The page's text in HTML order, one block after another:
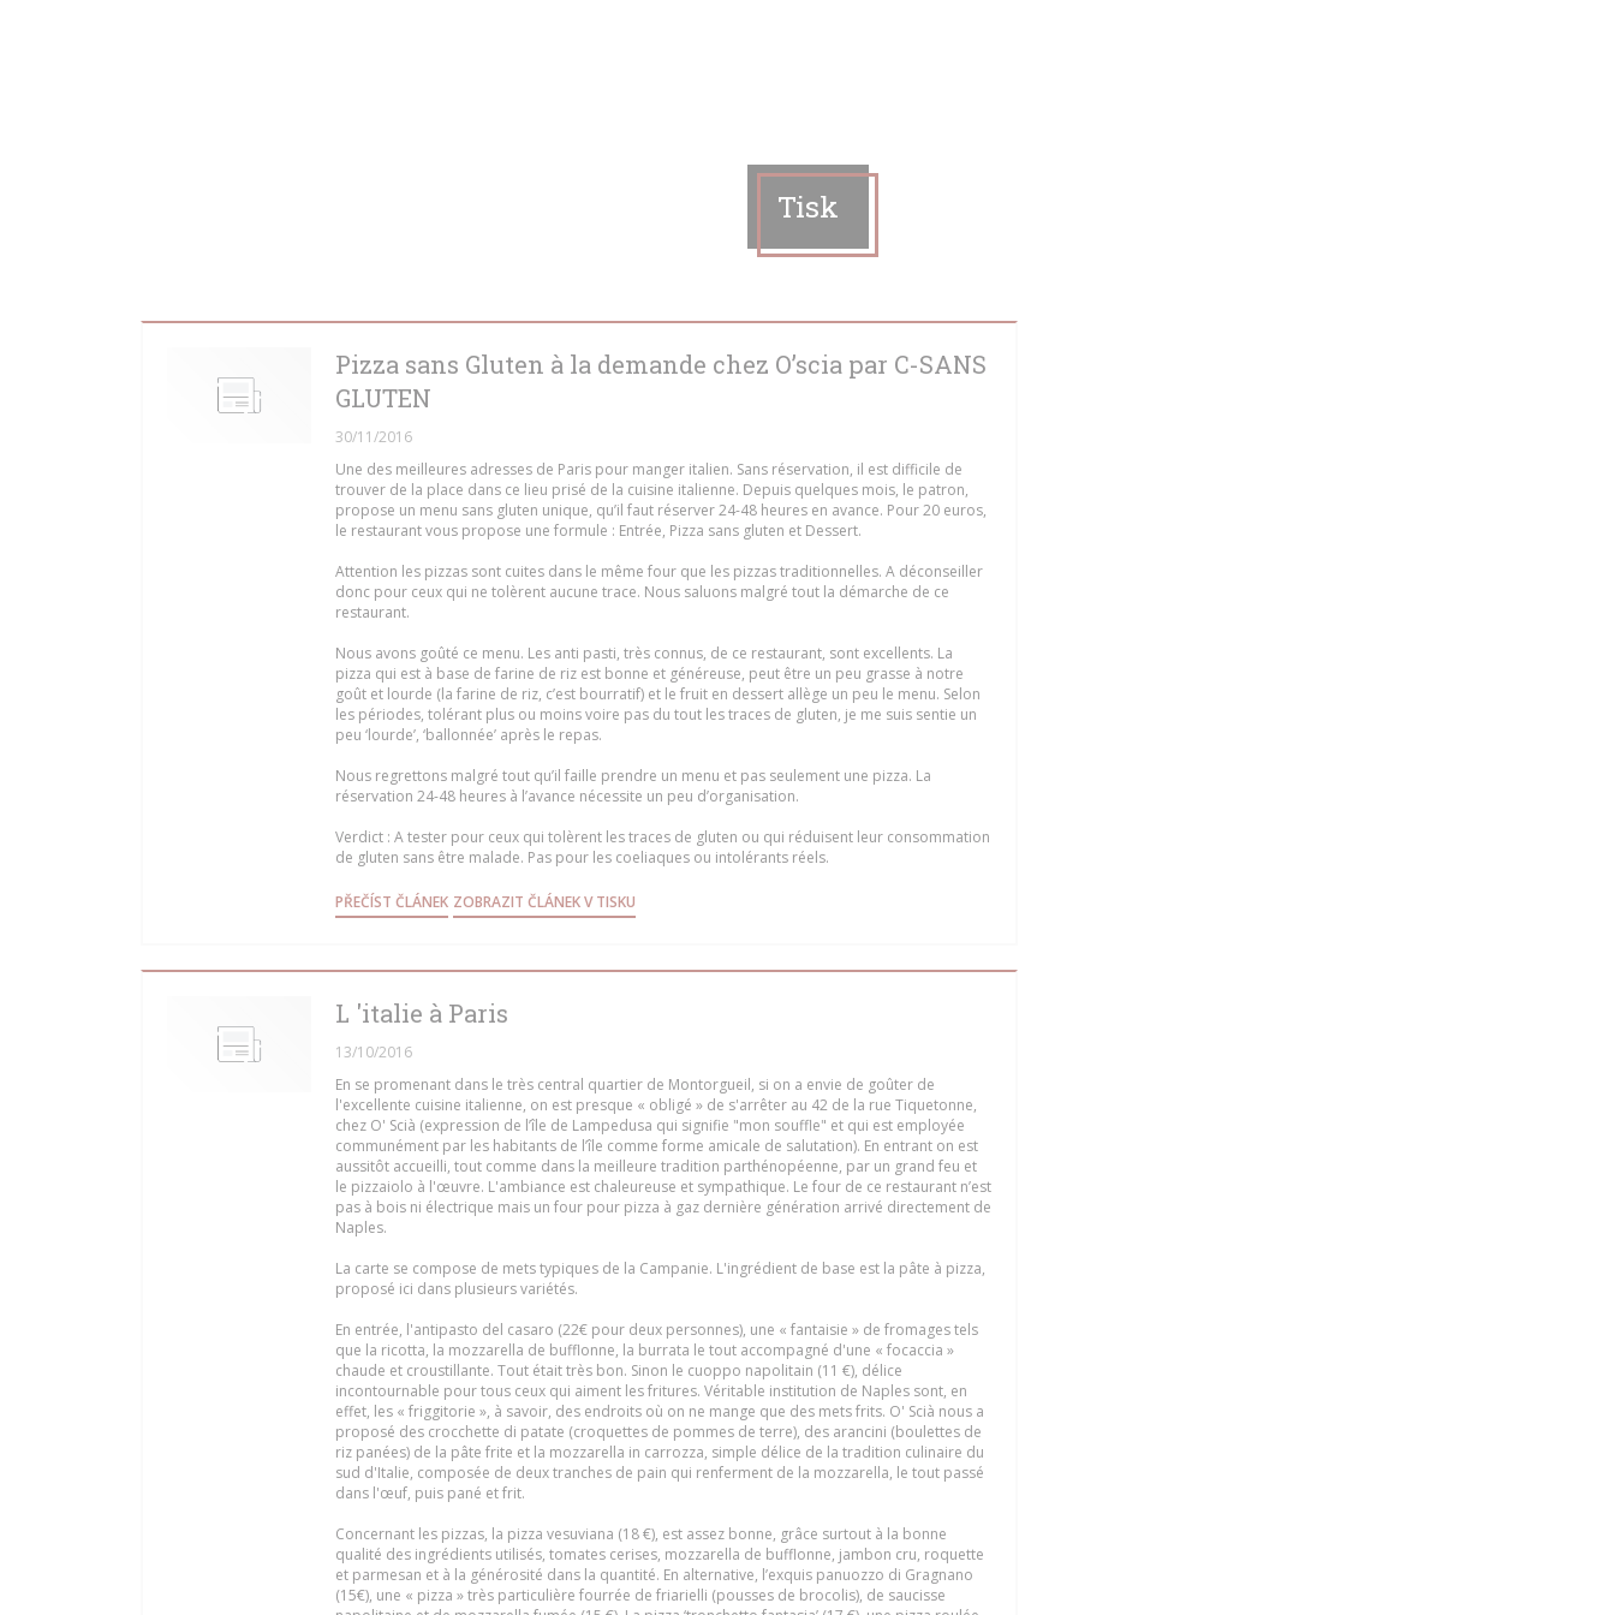
Tisk
Pizza sans Gluten à la demande chez O’scia par C-SANS
GLUTEN
30/11/2016
Une des meilleures adresses de Paris pour manger italien. Sans réservation, il est difficile de
trouver de la place dans ce lieu prisé de la cuisine italienne. Depuis quelques mois, le patron,
propose un menu sans gluten unique, qu’il faut réserver 24-48 heures en avance. Pour 20 euros,
le restaurant vous propose une formule : Entrée, Pizza sans gluten et Dessert.
Attention les pizzas sont cuites dans le même four que les pizzas traditionnelles. A déconseiller
donc pour ceux qui ne tolèrent aucune trace. Nous saluons malgré tout la démarche de ce
restaurant.
Nous avons goûté ce menu. Les anti pasti, très connus, de ce restaurant, sont excellents. La
pizza qui est à base de farine de riz est bonne et généreuse, peut être un peu grasse à notre
goût et lourde (la farine de riz, c’est bourratif) et le fruit en dessert allège un peu le menu. Selon
les périodes, tolérant plus ou moins voire pas du tout les traces de gluten, je me suis sentie un
peu ‘lourde’, ‘ballonnée’ après le repas.
Nous regrettons malgré tout qu’il faille prendre un menu et pas seulement une pizza. La
réservation 24-48 heures à l’avance nécessite un peu d’organisation.
Verdict : A tester pour ceux qui tolèrent les traces de gluten ou qui réduisent leur consommation
de gluten sans être malade. Pas pour les coeliaques ou intolérants réels.
PŘEČÍST ČLÁNEK((OTEVŘE SE V NOVÉM OKNĚ))
ZOBRAZIT ČLÁNEK V TISKU
L 'italie à Paris
13/10/2016
En se promenant dans le très central quartier de Montorgueil, si on a envie de goûter de
l'excellente cuisine italienne, on est presque « obligé » de s'arrêter au 42 de la rue Tiquetonne,
chez O' Scià (expression de l’île de Lampedusa qui signifie "mon souffle" et qui est employée
communément par les habitants de l’île comme forme amicale de salutation). En entrant on est
aussitôt accueilli, tout comme dans la meilleure tradition parthénopéenne, par un grand feu et
le pizzaiolo à l'œuvre. L'ambiance est chaleureuse et sympathique. Le four de ce restaurant n’est
pas à bois ni électrique mais un four pour pizza à gaz dernière génération arrivé directement de
Naples.
La carte se compose de mets typiques de la Campanie. L'ingrédient de base est la pâte à pizza,
proposé ici dans plusieurs variétés.
En entrée, l'antipasto del casaro (22€ pour deux personnes), une « fantaisie » de fromages tels
que la ricotta, la mozzarella de bufflonne, la burrata le tout accompagné d'une « focaccia »
chaude et croustillante. Tout était très bon. Sinon le cuoppo napolitain (11 €), délice
incontournable pour tous ceux qui aiment les fritures. Véritable institution de Naples sont, en
effet, les « friggitorie », à savoir, des endroits où on ne mange que des mets frits. O' Scià nous a
proposé des crocchette di patate (croquettes de pommes de terre), des arancini (boulettes de
riz panées) de la pâte frite et la mozzarella in carrozza, simple délice de la tradition culinaire du
sud d'Italie, composée de deux tranches de pain qui renferment de la mozzarella, le tout passé
dans l'œuf, puis pané et frit.
Concernant les pizzas, la pizza vesuviana (18 €), est assez bonne, grâce surtout à la bonne
qualité des ingrédients utilisés, tomates cerises, mozzarella de bufflonne, jambon cru, roquette
et parmesan et à la générosité dans la quantité. En alternative, l’exquis panuozzo di Gragnano
(15€), une « pizza » très particulière fourrée de friarielli (pousses de brocolis), de saucisse